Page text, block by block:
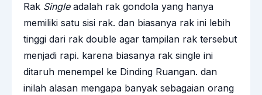
Rak Singleadalah rak gondola yang hanya
memiliki satu sisi rak. dan biasanya rak ini lebih
tinggi dari rak double agar tampilan rak tersebut
menjadi rapi. karena biasanya rak single ini
ditaruh menempel ke Dinding Ruangan. dan
inilah alasan mengapa banyak sebagaian orang